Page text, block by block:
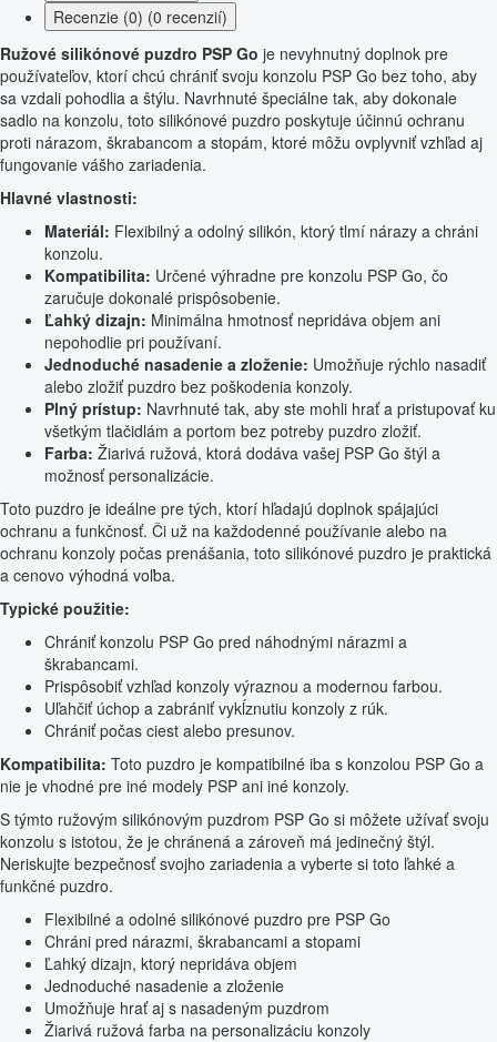
Recenzie (0) (0 recenzií)
Ružové silikónové puzdro PSP Go je nevyhnutný doplnok pre
používateľov, ktorí chcú chrániť svoju konzolu PSP Go bez toho, aby
sa vzdali pohodlia a štýlu. Navrhnuté špeciálne tak, aby dokonale
sadlo na konzolu, toto silikónové puzdro poskytuje účinnú ochranu
proti nárazom, škrabancom a stopám, ktoré môžu ovplyvniť vzhľad aj
fungovanie vášho zariadenia.
Hlavné vlastnosti:
Materiál: Flexibilný a odolný silikón, ktorý tlmí nárazy a chráni
konzolu.
Kompatibilita: Určené výhradne pre konzolu PSP Go, čo
zaručuje dokonalé prispôsobenie.
Ľahký dizajn: Minimálna hmotnosť nepridáva objem ani
nepohodlie pri používaní.
Jednoduché nasadenie a zloženie: Umožňuje rýchlo nasadiť
alebo zložiť puzdro bez poškodenia konzoly.
Plný prístup: Navrhnuté tak, aby ste mohli hrať a pristupovať ku
všetkým tlačidlám a portom bez potreby puzdro zložiť.
Farba: Žiarivá ružová, ktorá dodáva vašej PSP Go štýl a
možnosť personalizácie.
Toto puzdro je ideálne pre tých, ktorí hľadajú doplnok spájajúci
ochranu a funkčnosť. Či už na každodenné používanie alebo na
ochranu konzoly počas prenášania, toto silikónové puzdro je praktická
a cenovo výhodná voľba.
Typické použitie:
Chrániť konzolu PSP Go pred náhodnými nárazmi a
škrabancami.
Prispôsobiť vzhľad konzoly výraznou a modernou farbou.
Uľahčiť úchop a zabrániť vykĺznutiu konzoly z rúk.
Chrániť počas ciest alebo presunov.
Kompatibilita: Toto puzdro je kompatibilné iba s konzolou PSP Go a
nie je vhodné pre iné modely PSP ani iné konzoly.
S týmto ružovým silikónovým puzdrom PSP Go si môžete užívať svoju
konzolu s istotou, že je chránená a zároveň má jedinečný štýl.
Neriskujte bezpečnosť svojho zariadenia a vyberte si toto ľahké a
funkčné puzdro.
Flexibilné a odolné silikónové puzdro pre PSP Go
Chráni pred nárazmi, škrabancami a stopami
Ľahký dizajn, ktorý nepridáva objem
Jednoduché nasadenie a zloženie
Umožňuje hrať aj s nasadeným puzdrom
Žiarivá ružová farba na personalizáciu konzoly